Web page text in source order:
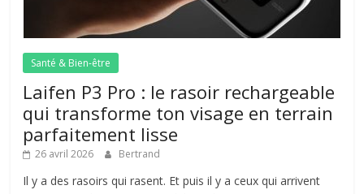
Santé & Bien-être
Laifen P3 Pro : le rasoir rechargeable
qui transforme ton visage en terrain
parfaitement lisse
26 avril 2026 Bertrand
Il y a des rasoirs qui rasent. Et puis il y a ceux qui arrivent